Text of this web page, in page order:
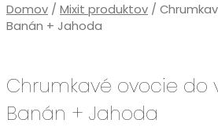
Domov / Mixit produktov /
Banán + Jahoda
Chrumkavé ovocie do
Banán + Jahoda